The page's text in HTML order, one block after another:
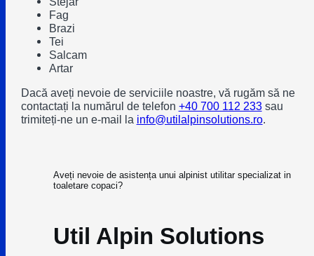
Fag
Brazi
Tei
Salcam
Artar
Dacă aveți nevoie de serviciile noastre, vă rugăm să ne
contactați la numărul de telefon +40 700 112 233sau
trimiteți-ne un e-mail la info@utilalpinsolutions.ro.
Aveți nevoie de asistența unui alpinist utilitar specializat in
toaletare copaci?
Util Alpin Solutions